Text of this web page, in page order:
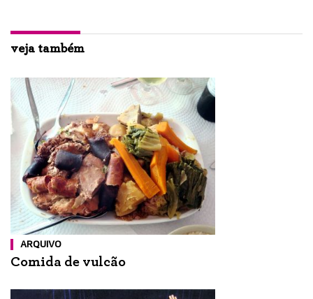
veja também
ARQUIVO
Comida de vulcão